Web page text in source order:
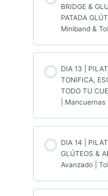
BRIDGE &
PATADA
Miniband &
DIA 13 |
TONIFICA,
TODO TU
| Mancuernas
DIA 14 |
GLÚTEOS &
Avanzado |